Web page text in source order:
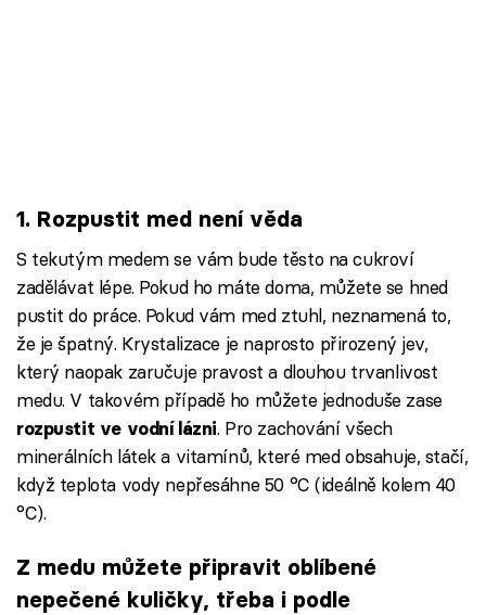
1. Rozpustit med není věda
S tekutým medem se vám bude těsto na cukroví
zadělávat lépe. Pokud ho máte doma, můžete se hned
pustit do práce. Pokud vám med ztuhl, neznamená to,
že je špatný. Krystalizace je naprosto přirozený jev,
který naopak zaručuje pravost a dlouhou trvanlivost
medu. V takovém případě ho můžete jednoduše zase
rozpustit ve vodní lázni. Pro zachování všech
minerálních látek a vitamínů, které med obsahuje, stačí,
když teplota vody nepřesáhne 50 °C (ideálně kolem 40
°C).
Z medu můžete připravit oblíbené
nepečené kuličky, třeba i podle